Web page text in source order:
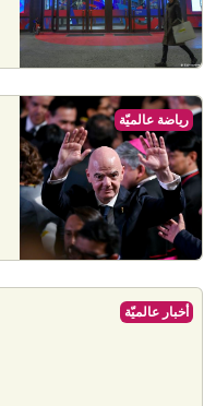
رياضة عالميّة
أخبار عالميّة